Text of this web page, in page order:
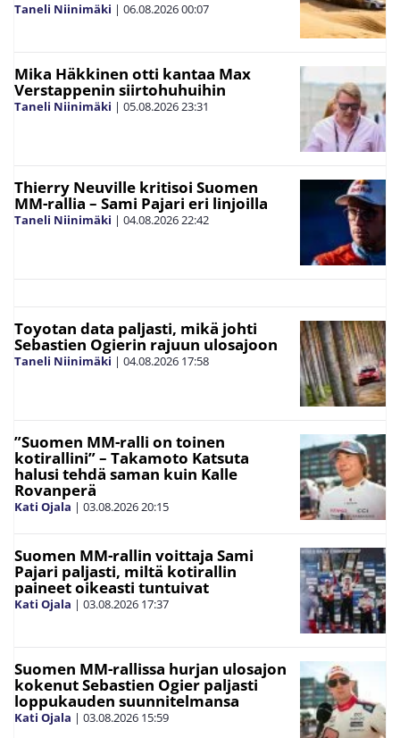
Taneli Niinimäki | 06.08.202600:07
Mika Häkkinen otti kantaa Max
Verstappenin siirtohuhuihin
Taneli Niinimäki | 05.08.202623:31
Thierry Neuville kritisoi Suomen
MM-rallia – Sami Pajari eri linjoilla
Taneli Niinimäki | 04.08.202622:42
Toyotan data paljasti, mikä johti
Sebastien Ogierin rajuun ulosajoon
Taneli Niinimäki | 04.08.2026 17:58
”Suomen MM-ralli on toinen
kotirallini” – Takamoto Katsuta
halusi tehdä saman kuin Kalle
Rovanperä
Kati Ojala | 03.08.202620:15
Suomen MM-rallin voittaja Sami
Pajari paljasti, miltä kotirallin
paineet oikeasti tuntuivat
Kati Ojala | 03.08.2026 17:37
Suomen MM-rallissa hurjan ulosajon
kokenut Sebastien Ogier paljasti
loppukauden suunnitelmansa
Kati Ojala | 03.08.2026 15:59